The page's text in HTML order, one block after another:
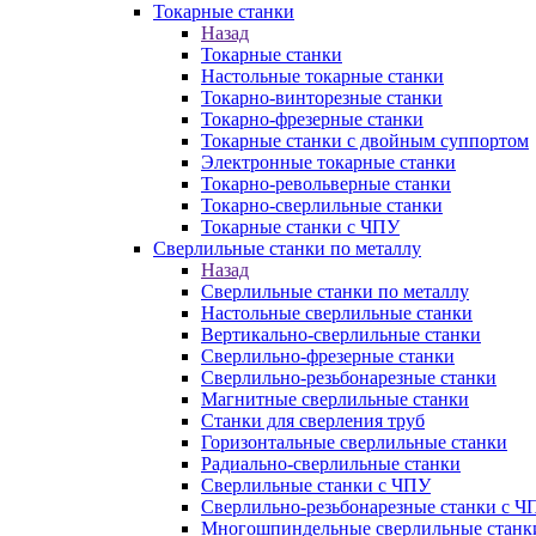
Токарные станки
Назад
Токарные станки
Настольные токарные станки
Токарно-винторезные станки
Токарно-фрезерные станки
Токарные станки с двойным суппортом
Электронные токарные станки
Токарно-револьверные станки
Токарно-сверлильные станки
Токарные станки с ЧПУ
Сверлильные станки по металлу
Назад
Сверлильные станки по металлу
Настольные сверлильные станки
Вертикально-сверлильные станки
Сверлильно-фрезерные станки
Сверлильно-резьбонарезные станки
Магнитные сверлильные станки
Станки для сверления труб
Горизонтальные сверлильные станки
Радиально-сверлильные станки
Сверлильные станки с ЧПУ
Сверлильно-резьбонарезные станки с
Многошпиндельные сверлильные